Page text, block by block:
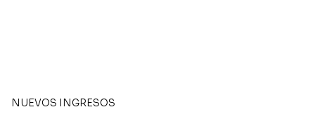
NUEVOS INGRESOS